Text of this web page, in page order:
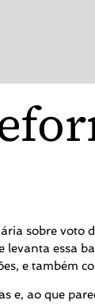
sobre voto
levanta essa
e também
e, ao que